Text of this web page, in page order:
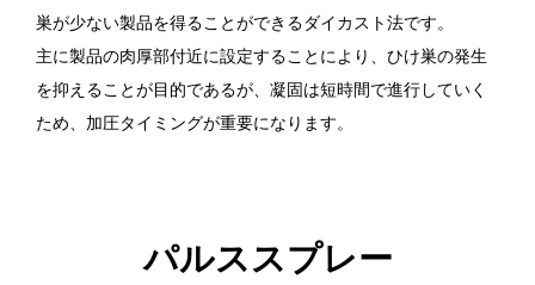
巣が少ない製品を得ることができるダイカスト法です。
主に製品の肉厚部付近に設定することにより、ひけ巣の発生
を抑えることが目的であるが、凝固は短時間で進行していく
ため、加圧タイミングが重要になります。
パルススプレー